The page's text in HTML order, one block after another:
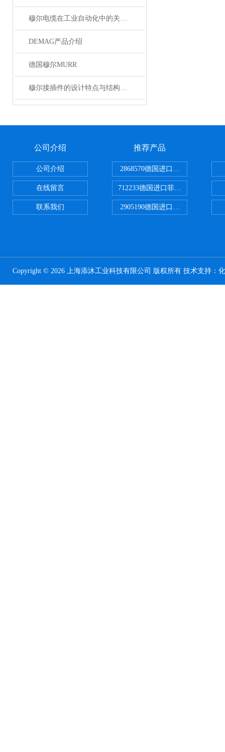
穆尔电缆在工业自动化中的关键角色
DEMAG产品介绍
德国穆尔MURR
穆尔接插件的设计特点与结构优化
公司介绍
公司介绍
在线留言
联系我们
推荐产品
2868570德国进口菲尼克斯电源
712233德国进口菲尼克斯断路器
2905190德国进口菲尼克斯继电器
Copyright © 2026 上海添沐工业科技有限公司 版权所有 技术支持：